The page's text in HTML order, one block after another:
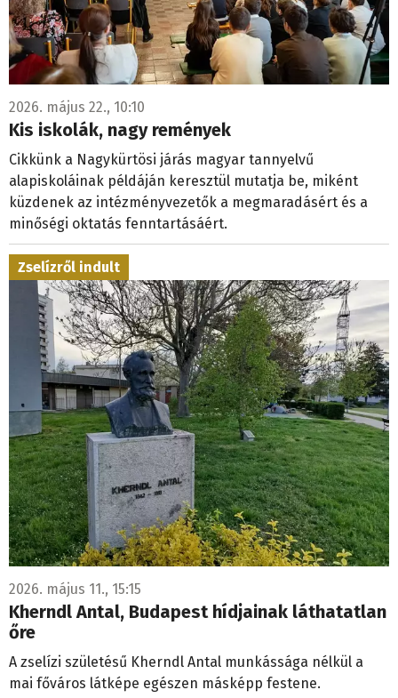
2026. május 22., 10:10
Kis iskolák, nagy remények
Cikkünk a Nagykürtösi járás magyar tannyelvű
alapiskoláinak példáján keresztül mutatja be, miként
küzdenek az intézményvezetők a megmaradásért és a
minőségi oktatás fenntartásáért.
Zselízről indult
2026. május 11., 15:15
Kherndl Antal, Budapest hídjainak láthatatlan
őre
A zselízi születésű Kherndl Antal munkássága nélkül a
mai főváros látképe egészen másképp festene.